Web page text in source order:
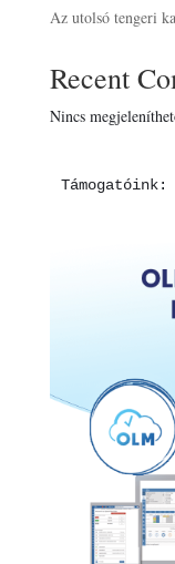
Az utolsó tengeri
Recent
Nincs
Támogatóink: